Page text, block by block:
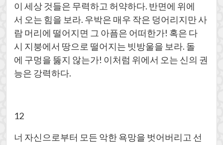
이 세상 것들은 무력하고 허약하다. 반면에 위에
서 오는 힘을 보라. 우박은 매우 작은 덩어리지만 사
람 머리에 떨어지면 그 아픔은 어떠한가! 혹은 다
시 지붕에서 땅으로 떨어지는 빗방울을 보라. 돌
에 구멍을 뚫지 않는가! 이처럼 위에서 오는 신의 권
능은 강력하다.
12
너 자신으로부터 모든 악한 욕망을 벗어버리고 선